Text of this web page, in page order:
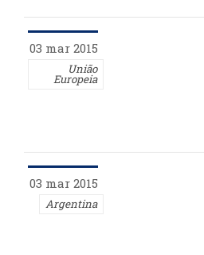
03 mar 2015
União
Europeia
03 mar 2015
Argentina